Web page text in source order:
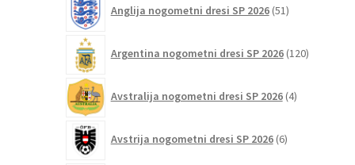
izdelka
Anglija nogometni dresi SP 2026 51izdelkov
Argentina nogometni dresi SP 2026 120izdelkov
Avstralija nogometni dresi SP 2026 4izdelki
Avstrija nogometni dresi SP 2026 6izdelkov